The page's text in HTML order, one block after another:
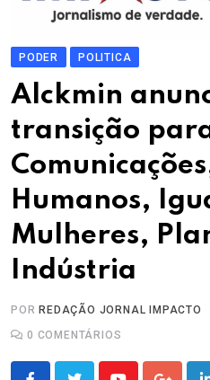
PODER POLITICA
Alckmin
transição
Humanos,
Mulheres,
Indústria
POR REDAÇÃO JORNAL IMPACTO
0 COMENTÁRIOS